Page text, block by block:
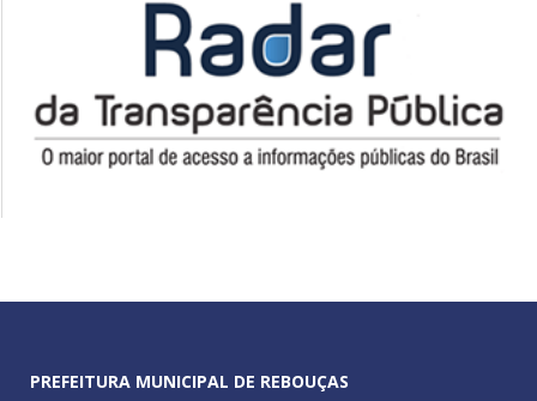
PREFEITURA MUNICIPAL DE REBOUÇAS